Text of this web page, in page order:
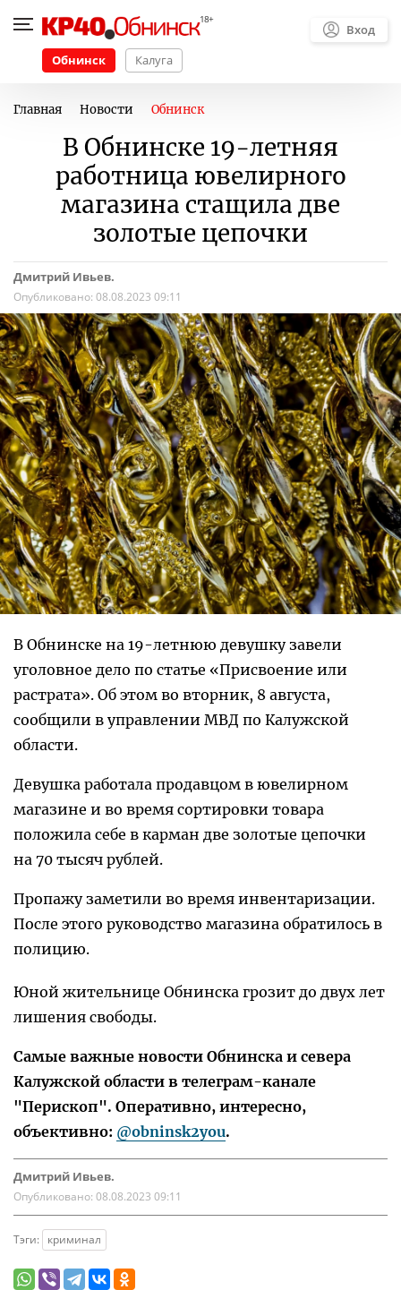
Обнинск Калуга
Вход
Главная Новости Обнинск
В Обнинске 19-летняя
работница ювелирного
магазина стащила две
золотые цепочки
Дмитрий Ивьев.
Опубликовано: 08.08.2023 09:11
В Обнинске на 19-летнюю девушку завели
уголовное дело по статье «Присвоение или
растрата». Об этом во вторник, 8 августа,
сообщили в управлении МВД по Калужской
области.
Девушка работала продавцом в ювелирном
магазине и во время сортировки товара
положила себе в карман две золотые цепочки
на 70 тысяч рублей.
Пропажу заметили во время инвентаризации.
После этого руководство магазина обратилось в
полицию.
Юной жительнице Обнинска грозит до двух лет
лишения свободы.
Самые важные новости Обнинска и севера
Калужской области в телеграм-канале
"Перископ". Оперативно, интересно,
объективно: @obninsk2you.
Дмитрий Ивьев.
Опубликовано: 08.08.2023 09:11
Тэги: криминал